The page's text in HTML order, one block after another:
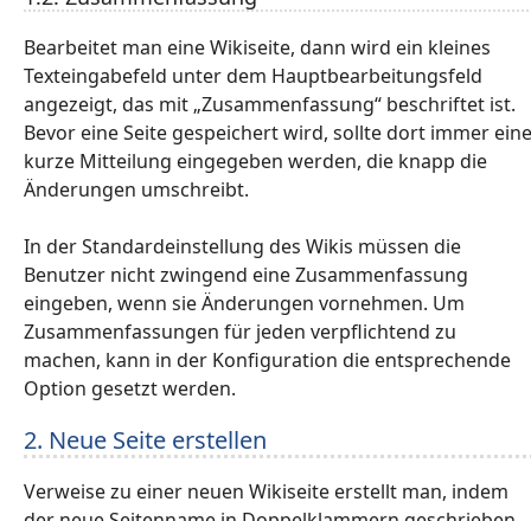
Bearbeitet man eine Wikiseite, dann wird ein kleines
Texteingabefeld unter dem Hauptbearbeitungsfeld
angezeigt, das mit „Zusammenfassung“ beschriftet ist.
Bevor eine Seite gespeichert wird, sollte dort immer eine
kurze Mitteilung eingegeben werden, die knapp die
Änderungen umschreibt.
In der Standardeinstellung des Wikis müssen die
Benutzer nicht zwingend eine Zusammenfassung
eingeben, wenn sie Änderungen vornehmen. Um
Zusammenfassungen für jeden verpflichtend zu
machen, kann in der Konfiguration die entsprechende
Option gesetzt werden.
2. Neue Seite erstellen
Verweise zu einer neuen Wikiseite erstellt man, indem